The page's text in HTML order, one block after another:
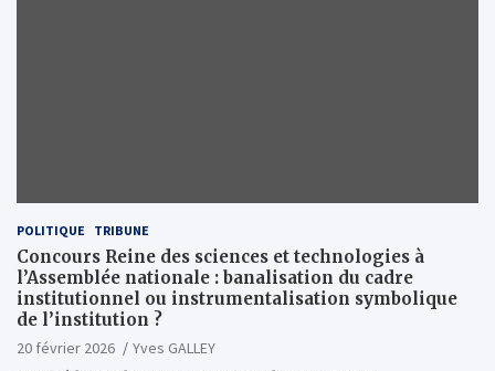
POLITIQUE TRIBUNE
Concours Reine des sciences et technologies à
l’Assemblée nationale : banalisation du cadre
institutionnel ou instrumentalisation symbolique
de l’institution ?
20 février 2026
Yves GALLEY